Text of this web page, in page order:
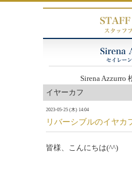
Sirena Azzurro
イヤーカフ
2023-05-25 (木) 14:04
リバーシブルのイヤカ
皆様、こんにちは(^^)